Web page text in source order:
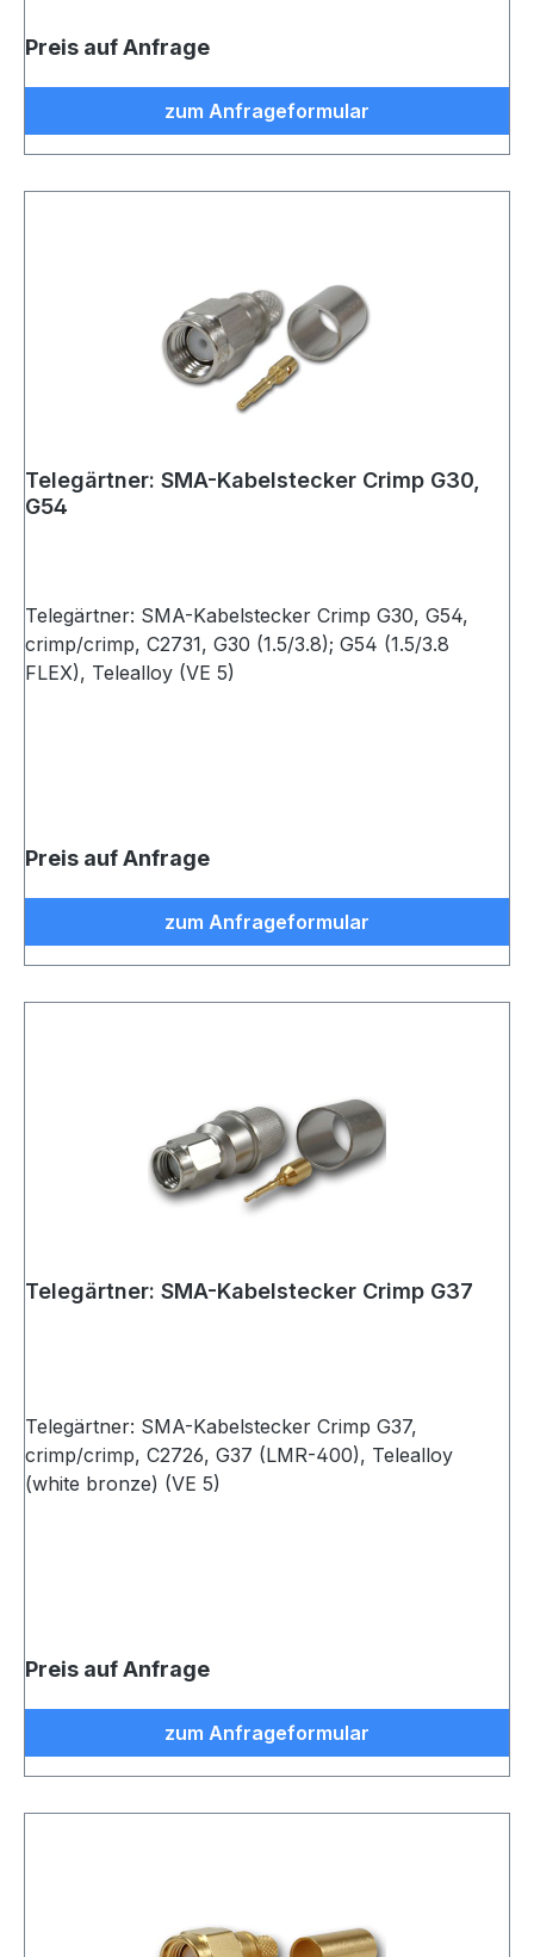
Preis auf Anfrage
zum Anfrageformular
Telegärtner: SMA-Kabelstecker Crimp G30,
G54
Telegärtner: SMA-Kabelstecker Crimp G30, G54,
crimp/crimp, C2731, G30 (1.5/3.8); G54 (1.5/3.8
FLEX), Telealloy (VE 5)
Preis auf Anfrage
zum Anfrageformular
Telegärtner: SMA-Kabelstecker Crimp G37
Telegärtner: SMA-Kabelstecker Crimp G37,
crimp/crimp, C2726, G37 (LMR-400), Telealloy
(white bronze) (VE 5)
Preis auf Anfrage
zum Anfrageformular